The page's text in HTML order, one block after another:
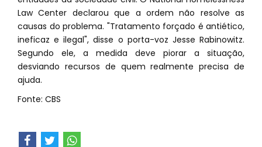
Law Center declarou que a ordem não resolve as
causas do problema. "Tratamento forçado é antiético,
ineficaz e ilegal", disse o porta-voz Jesse Rabinowitz.
Segundo ele, a medida deve piorar a situação,
desviando recursos de quem realmente precisa de
ajuda.
Fonte: CBS